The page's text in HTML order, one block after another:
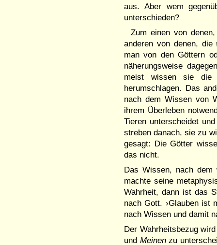
aus. Aber wem
unterschieden?
Zum einen von
ande­ren von denen, die
man von den Göttern
näherungsweise
meist wissen sie die
herumschlagen. Das
nach dem Wis­sen von
ihrem Über­leben
Tieren unterscheidet
streben danach, sie zu
gesagt: Die Götter
das nicht.
Das Wissen, nach dem
mach­te seine
Wahrheit, dann ist das
nach Gott. ›Glauben ist
nach Wissen und damit
Der Wahrheitsbe­zug
und Meinenzu